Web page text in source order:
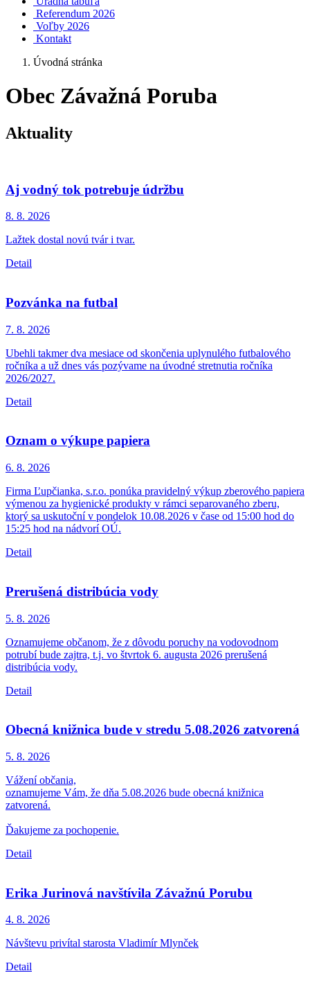
Referendum 2026
Voľby 2026
Kontakt
Úvodná stránka
Obec Závažná Poruba
Aktuality
Aj vodný tok potrebuje údržbu
8. 8. 2026
Lažtek dostal novú tvár i tvar.
Detail
Pozvánka na futbal
7. 8. 2026
Ubehli takmer dva mesiace od skončenia uplynulého futbalového
ročníka a už dnes vás pozývame na úvodné stretnutia ročníka
2026/2027.
Detail
Oznam o výkupe papiera
6. 8. 2026
Firma Ľupčianka, s.r.o. ponúka pravidelný výkup zberového papiera
výmenou za hygienické produkty v rámci separovaného zberu,
ktorý sa uskutoční v pondelok 10.08.2026 v čase od 15:00 hod do
15:25 hod na nádvorí OÚ.
Detail
Prerušená distribúcia vody
5. 8. 2026
Oznamujeme občanom, že z dôvodu poruchy na vodovodnom
potrubí bude zajtra, t.j. vo štvrtok 6. augusta 2026 prerušená
distribúcia vody.
Detail
Obecná knižnica bude v stredu 5.08.2026 zatvorená
5. 8. 2026
Vážení občania,
oznamujeme Vám, že dňa 5.08.2026 bude obecná knižnica
zatvorená.
Ďakujeme za pochopenie.
Detail
Erika Jurinová navštívila Závažnú Porubu
4. 8. 2026
Návštevu privítal starosta Vladimír Mlynček
Detail